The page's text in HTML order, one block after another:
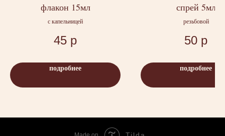
флакон 15мл
с капельницей
45 р
подробнее
спрей 5мл
резьбовой
50 р
подробнее